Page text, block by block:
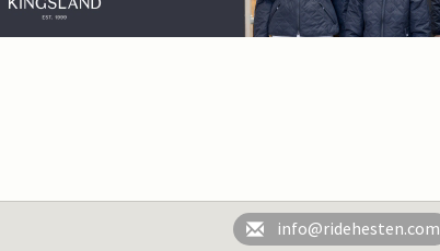
info@ridehesten.com